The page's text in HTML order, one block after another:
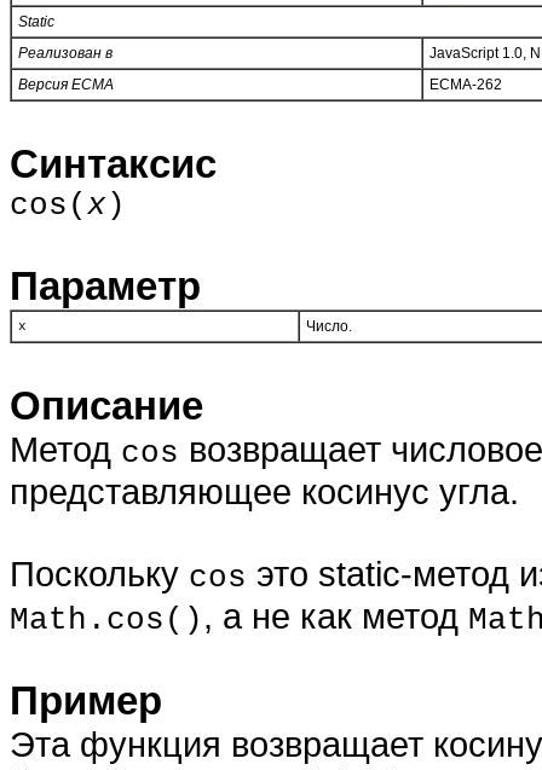
Static
Реализован в
JavaScript 1.0,
Версия ECMA
ECMA-262
Синтаксис
cos(x)
Параметр
x Число.
Описание
Метод cos возвращает
представляющее косинус угла.
Поскольку cos это static-метод
Math.cos() , а не как метод
Пример
Эта функция возвращает